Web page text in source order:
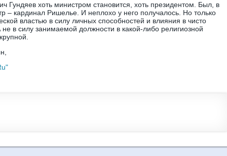
Гундяев хоть министром становится, хоть президентом. Был, в
– кардинал Ришелье. И неплохо у него получалось. Но только
властью в силу личных способностей и влияния в чисто
не в силу занимаемой должности в какой-либо религиозной